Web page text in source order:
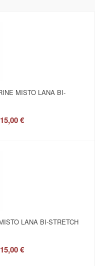
MISTO LANA BI-
€
LANA BI-STRETCH
€